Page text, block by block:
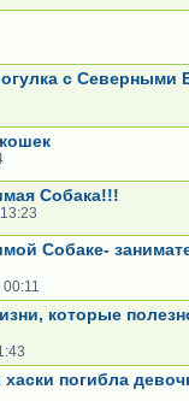
с Северными
Собака!!!
Собаке-
которые
погибла